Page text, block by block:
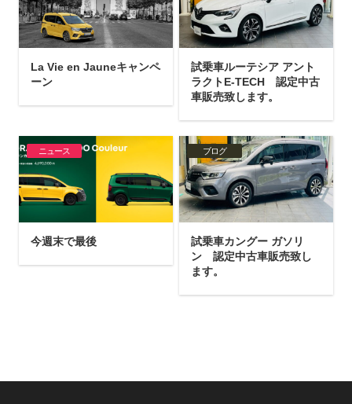
La Vie en Jauneキャンペ
ーン
試乗車ルーテシア アント
ラクトE-TECH 認定中古
車販売致します。
ニュース
今週末で最後
ブログ
試乗車カングー ガソリ
ン 認定中古車販売致し
ます。